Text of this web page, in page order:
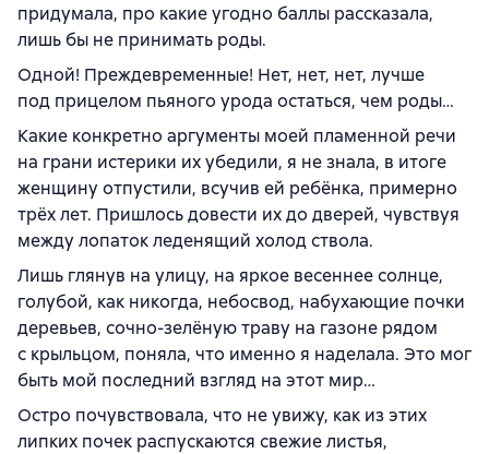
придумала, про какие угодно баллы рассказала,
лишь бы не принимать роды.
Одной! Преждевременные! Нет, нет, нет, лучше
под прицелом пьяного урода остаться, чем роды…
Какие конкретно аргументы моей пламенной речи
на грани истерики их убедили, я не знала, в итоге
женщину отпустили, всучив ей ребёнка, примерно
трёх лет. Пришлось довести их до дверей, чувствуя
между лопаток леденящий холод ствола.
Лишь глянув на улицу, на яркое весеннее солнце,
голубой, как никогда, небосвод, набухающие почки
деревьев, сочно-зелёную траву на газоне рядом
с крыльцом, поняла, что именно я наделала. Это мог
быть мой последний взгляд на этот мир…
Остро почувствовала, что не увижу, как из этих
липких почек распускаются свежие листья,